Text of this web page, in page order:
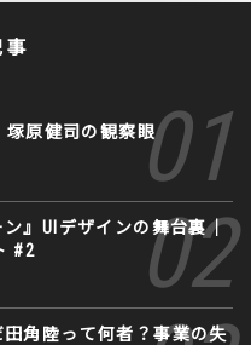
事
塚原健司の観察眼
』UIデザインの舞台裏｜
#2
田角陸って何者？事業の失